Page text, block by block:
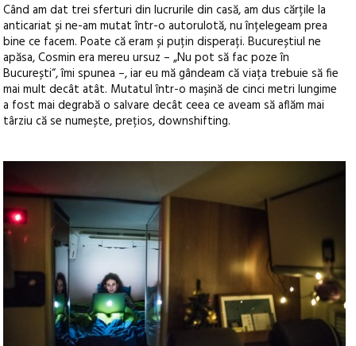
Când am dat trei sferturi din lucrurile din casă, am dus cărțile la
anticariat și ne-am mutat într-o autorulotă, nu înțelegeam prea
bine ce facem. Poate că eram și puțin disperați. Bucureștiul ne
apăsa, Cosmin era mereu ursuz – „Nu pot să fac poze în
București“, îmi spunea –, iar eu mă gândeam că viața trebuie să fie
mai mult decât atât. Mutatul într-o mașină de cinci metri lungime
a fost mai degrabă o salvare decât ceea ce aveam să aflăm mai
târziu că se numește, prețios, downshifting.